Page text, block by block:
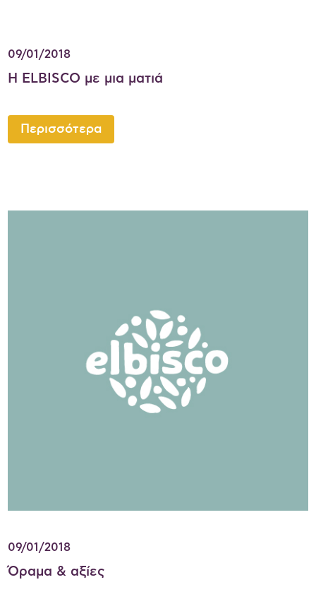
09/01/2018
Η ELBISCO με μια ματιά
Περισσότερα
09/01/2018
Όραμα & αξίες